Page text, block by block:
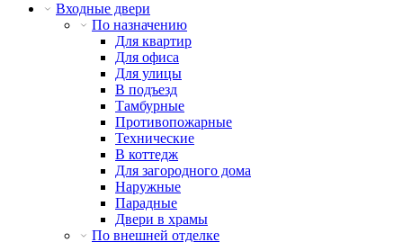
Входные двери
По назначению
Для квартир
Для офиса
Для улицы
В подъезд
Тамбурные
Противопожарные
Технические
В коттедж
Для загородного дома
Наружные
Парадные
Двери в храмы
По внешней отделке